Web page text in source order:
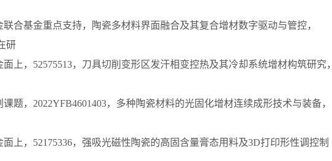
合基金重点支持，陶瓷多材料界面融合及其复合增材数字驱动与管控，
研
上，52575513，刀具切削变形区发汗相变控热及其冷却系统增材构筑研究，
题，2022YFB4601403，多种陶瓷材料的光固化增材连续成形技术与装备，
上，52175336，强吸光磁性陶瓷的高固含量膏态用料及3D打印形性调控制